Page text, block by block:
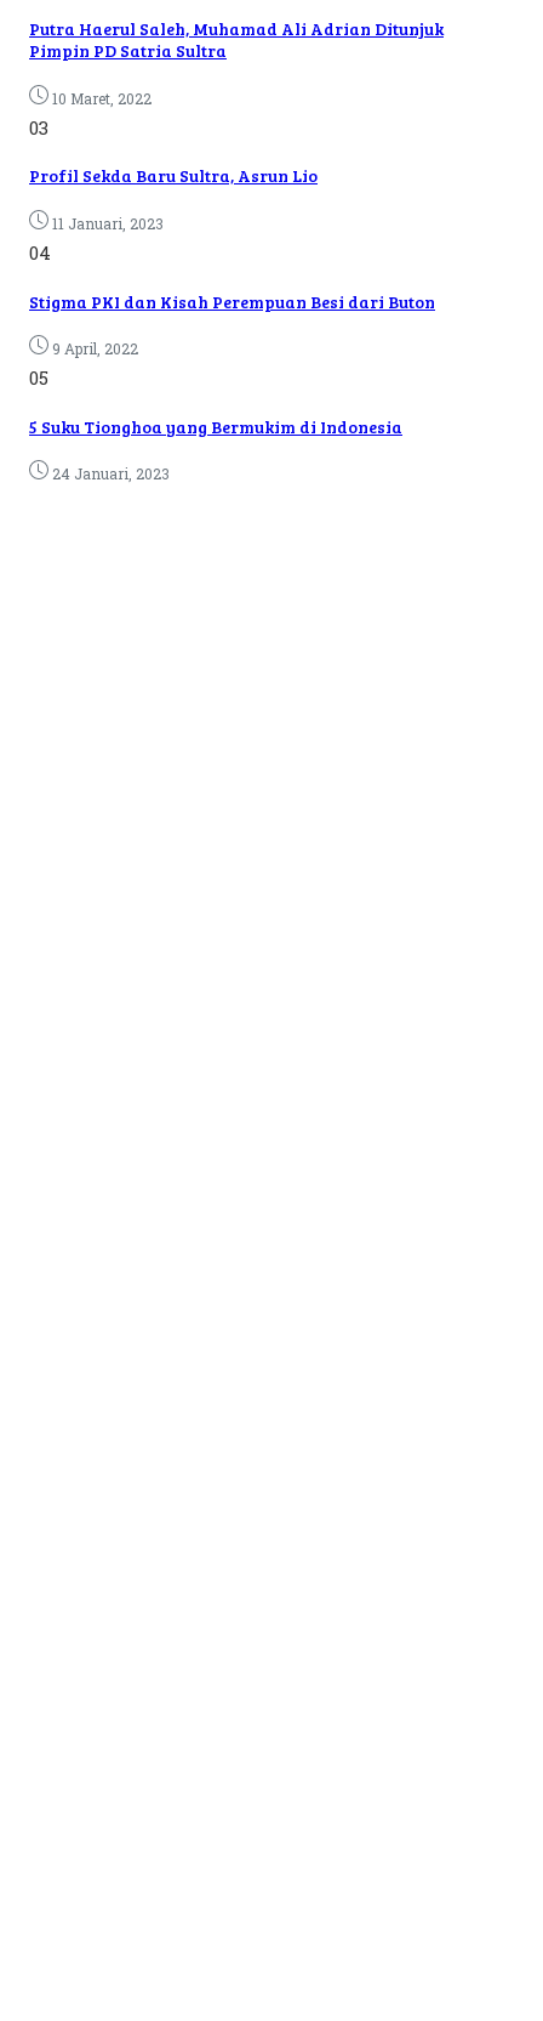
Putra Haerul Saleh, Muhamad Ali Adrian Ditunjuk
Pimpin PD Satria Sultra
10 Maret, 2022
03
Profil Sekda Baru Sultra, Asrun Lio
11 Januari, 2023
04
Stigma PKI dan Kisah Perempuan Besi dari Buton
9 April, 2022
05
5 Suku Tionghoa yang Bermukim di Indonesia
24 Januari, 2023